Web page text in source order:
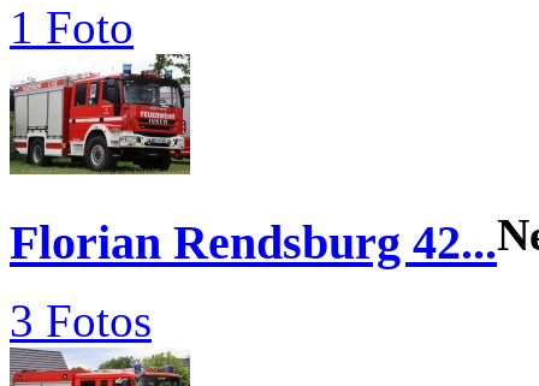
1 Foto
Florian Rendsburg 42...
3 Fotos